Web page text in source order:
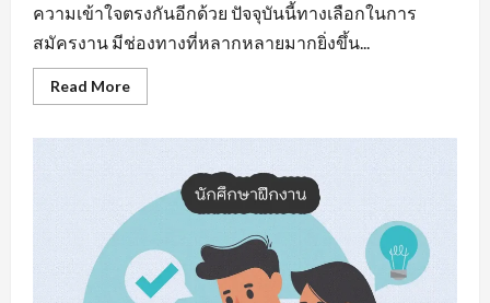
ความเข้าใจตรงกันอีกด้วย ปัจจุบันนี้ทางเลือกในการ
สมัครงาน มีช่องทางที่หลากหลายมากยิ่งขึ้น...
Read MoreRead
more
ยม
ความ
รับมือ
การ
หา
งาน